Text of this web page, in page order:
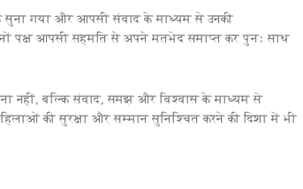
सुना गया और आपसी संवाद के माध्यम से उनकी
पक्ष आपसी सहमति से अपने मतभेद समाप्त कर पुनः साथ
नहीं, बल्कि संवाद, समझ और विश्वास के माध्यम से
की सुरक्षा और सम्मान सुनिश्चित करने की दिशा में भी